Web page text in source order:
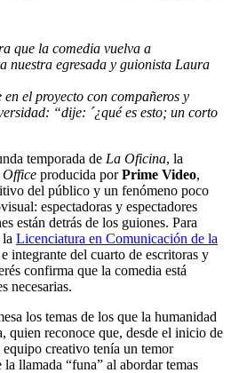
que la comedia vuelva a
nuestra egresada y guionista Laura
el proyecto con compañeros y
“dije: ´¿qué es esto; un corto
temporada de La Oficina, la
Office producida porPrime Video,
del público y un fenómeno poco
espectadoras y espectadores
están detrás de los guiones. Para
la Licenciatura en Comunicación de la
e integrante del cuarto de escritoras y
confirma que la comedia está
necesarias.
los temas de los que la humanidad
quien reconoce que, desde el inicio de
creativo tenía un temor
llamada “funa” al abordar temas